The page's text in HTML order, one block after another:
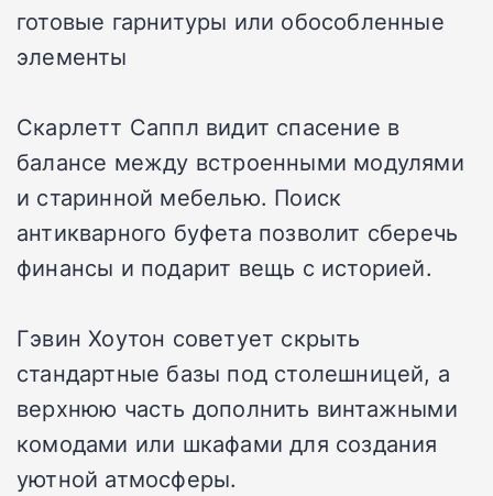
готовые гарнитуры или обособленные
элементы
Скарлетт Саппл видит спасение в
балансе между встроенными модулями
и старинной мебелью. Поиск
антикварного буфета позволит сберечь
финансы и подарит вещь с историей.
Гэвин Хоутон советует скрыть
стандартные базы под столешницей, а
верхнюю часть дополнить винтажными
комодами или шкафами для создания
уютной атмосферы.